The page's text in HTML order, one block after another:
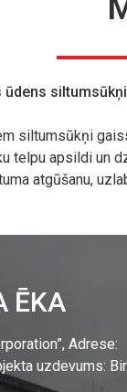
siltumsūkņi
telpu apsildi un
atgūšanu,
ĒKA
Adrese:
uzdevums: